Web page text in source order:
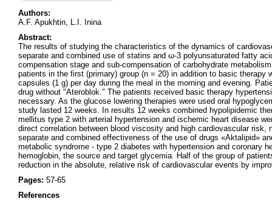
Authors:
A.F. Apukhtin, L.I. Inina
Abstract:
The results of studying the characteristics of the dynamics of
separate and combined use of statins and ω-3 polyunsaturated fatty
compensation stage and sub-compensation of carbohydrate
patients in the first (primary) group (n = 20) in addition to basic
capsules (1 g) per day during the meal in the morning and evening.
drug without "Ateroblok." The patients received basic therapy
necessary. As the glucose lowering therapies were used oral
study lasted 12 weeks. In results 12 weeks combined hypolipidemic
mellitus type 2 with arterial hypertension and ischemic heart disease
direct correlation between blood viscosity and high cardiovascular
separate and combined effectiveness of the use of drugs «Aktalipid»
metabolic syndrome - type 2 diabetes with hypertension and coronary
hemoglobin, the source and target glycemia. Half of the group of
reduction in the absolute, relative risk of cardiovascular events by
Pages: 57-65
References